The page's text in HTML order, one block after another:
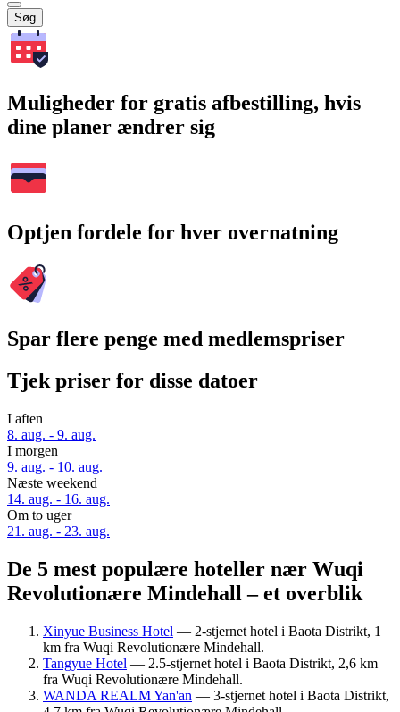
Søg
Muligheder for gratis afbestilling, hvis
dine planer ændrer sig
Optjen fordele for hver overnatning
Spar flere penge med medlemspriser
Tjek priser for disse datoer
I aften
8. aug. - 9. aug.
I morgen
9. aug. - 10. aug.
Næste weekend
14. aug. - 16. aug.
Om to uger
21. aug. - 23. aug.
De 5 mest populære hoteller nær Wuqi
Revolutionære Mindehall – et overblik
Xinyue Business Hotel — 2-stjernet hotel i Baota Distrikt, 1
km fra Wuqi Revolutionære Mindehall.
Tangyue Hotel — 2.5-stjernet hotel i Baota Distrikt, 2,6 km
fra Wuqi Revolutionære Mindehall.
WANDA REALM Yan'an — 3-stjernet hotel i Baota Distrikt,